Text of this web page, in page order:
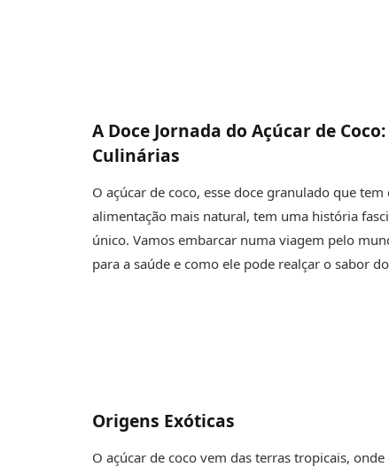
A Doce Jornada do Açúcar de
Culinárias
O açúcar de coco, esse doce granulado que
alimentação mais natural, tem uma história
único. Vamos embarcar numa viagem pelo
para a saúde e como ele pode realçar o sabor
Origens Exóticas
O açúcar de coco vem das terras tropicais,